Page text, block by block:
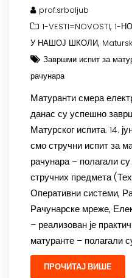
prof.srboljub
1-VESTI=NOVOSTI, 1-
У НАШОЈ ШКОЛИ,
Завршми испит за
рачунара
Матуранти смера
данас су успешно
Матурског испита. 14.
смо стручни испит за
рачунара – полагали
стручних предмета
Оперативни системи,
Рачунарске мреже,
– реализован је
матуранте – полагали
ПРОЧИТАЈ ВИШЕ